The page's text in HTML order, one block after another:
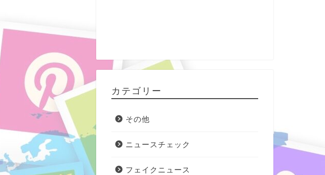
カテゴリー
その他
ニュースチェック
フェイクニュース